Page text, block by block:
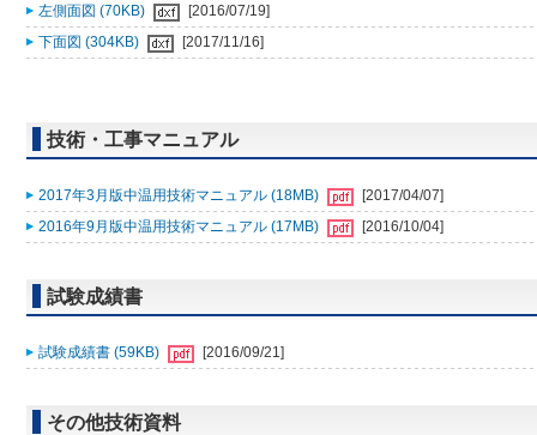
左側面図 (70KB)
[2016/07/19]
下面図 (304KB)
[2017/11/16]
技術・工事マニュアル
2017年3月版中温用技術マニュアル (18MB)
[2017/04/07]
2016年9月版中温用技術マニュアル (17MB)
[2016/10/04]
試験成績書
試験成績書 (59KB) [2016/09/21]
その他技術資料